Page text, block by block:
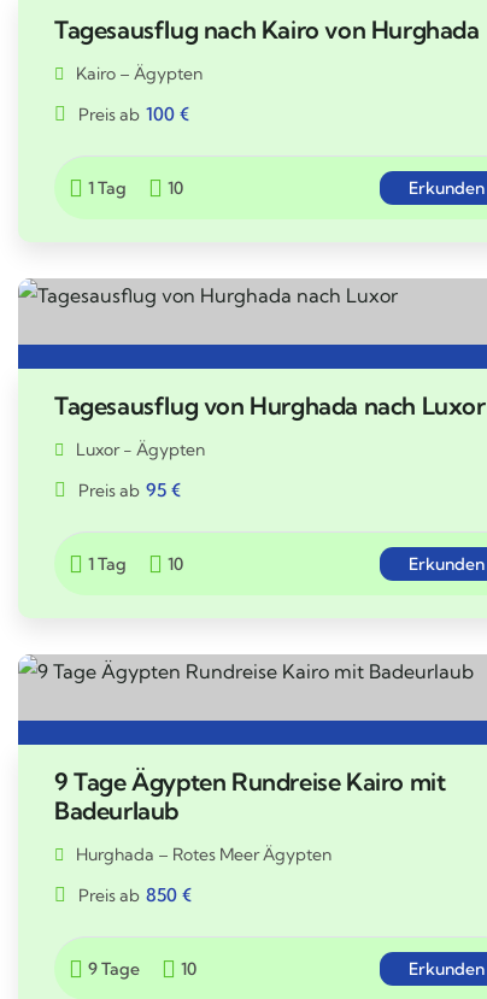
Tagesausflug nach Kairo von Hurghada
Kairo – Ägypten
Preis ab 100 €
1 Tag 10 Erkunden
Tagesausflug von Hurghada nach Luxor
Luxor - Ägypten
Preis ab 95 €
1 Tag 10 Erkunden
9 Tage Ägypten Rundreise Kairo mit
Badeurlaub
Hurghada – Rotes Meer Ägypten
Preis ab 850 €
9 Tage 10 Erkunden